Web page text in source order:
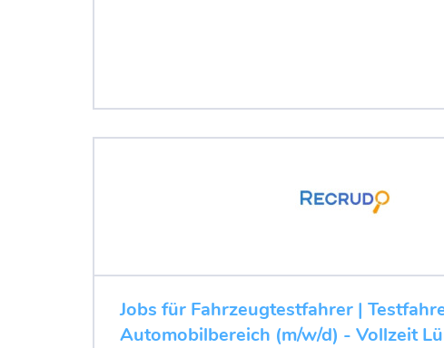
Jobs für Fahrzeugtestfahrer |
Automobilbereich (m/w/d) - Vollzeit